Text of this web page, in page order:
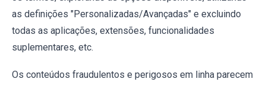
as definições "Personalizadas/Avançadas" e excluindo
todas as aplicações, extensões, funcionalidades
suplementares, etc.
Os conteúdos fraudulentos e perigosos em linha parecem